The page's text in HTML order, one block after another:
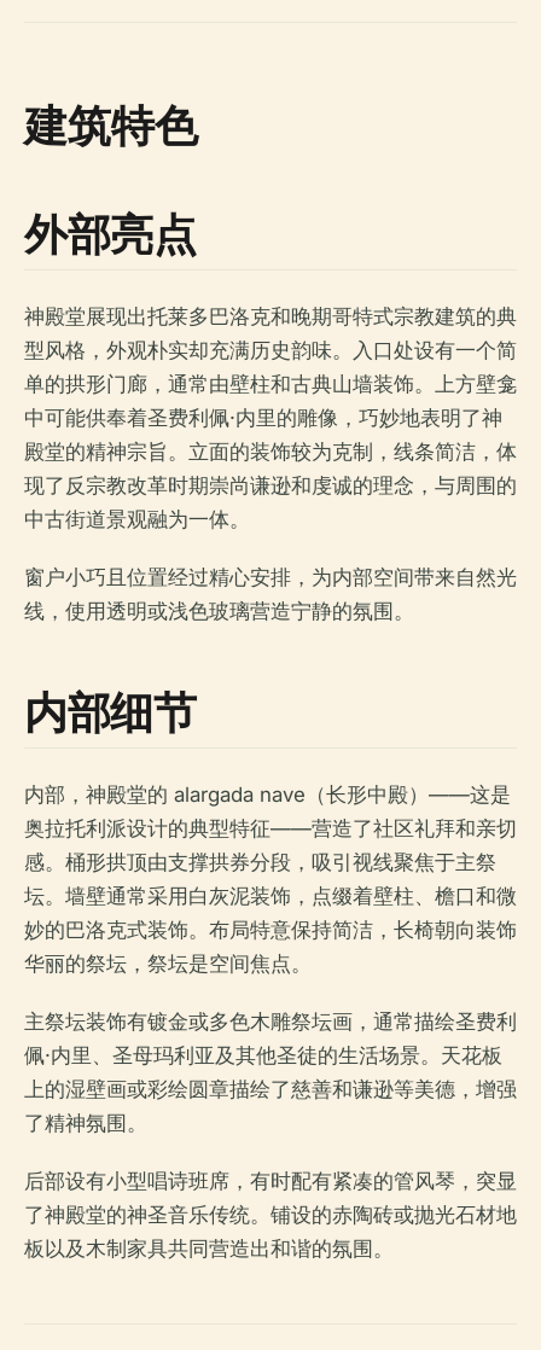
建筑特色
外部亮点
神殿堂展现出托莱多巴洛克和晚期哥特式宗教建筑的典
型风格，外观朴实却充满历史韵味。入口处设有一个简
单的拱形门廊，通常由壁柱和古典山墙装饰。上方壁龛
中可能供奉着圣费利佩·内里的雕像，巧妙地表明了神
殿堂的精神宗旨。立面的装饰较为克制，线条简洁，体
现了反宗教改革时期崇尚谦逊和虔诚的理念，与周围的
中古街道景观融为一体。
窗户小巧且位置经过精心安排，为内部空间带来自然光
线，使用透明或浅色玻璃营造宁静的氛围。
内部细节
内部，神殿堂的 alargada nave（长形中殿）——这是
奥拉托利派设计的典型特征——营造了社区礼拜和亲切
感。桶形拱顶由支撑拱券分段，吸引视线聚焦于主祭
坛。墙壁通常采用白灰泥装饰，点缀着壁柱、檐口和微
妙的巴洛克式装饰。布局特意保持简洁，长椅朝向装饰
华丽的祭坛，祭坛是空间焦点。
主祭坛装饰有镀金或多色木雕祭坛画，通常描绘圣费利
佩·内里、圣母玛利亚及其他圣徒的生活场景。天花板
上的湿壁画或彩绘圆章描绘了慈善和谦逊等美德，增强
了精神氛围。
后部设有小型唱诗班席，有时配有紧凑的管风琴，突显
了神殿堂的神圣音乐传统。铺设的赤陶砖或抛光石材地
板以及木制家具共同营造出和谐的氛围。